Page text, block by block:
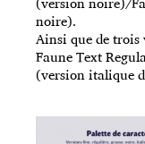
noire).
Ainsi que de trois
Faune Text
(version italique